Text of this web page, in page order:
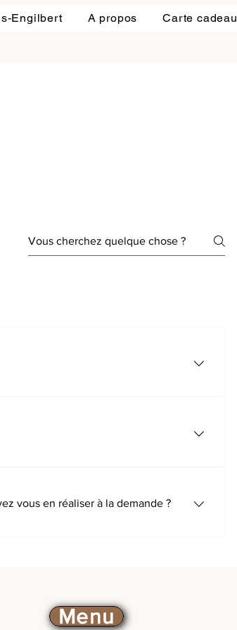
Engilbert A propos Carte cadeau
vous en réaliser à la demande ?
Menu